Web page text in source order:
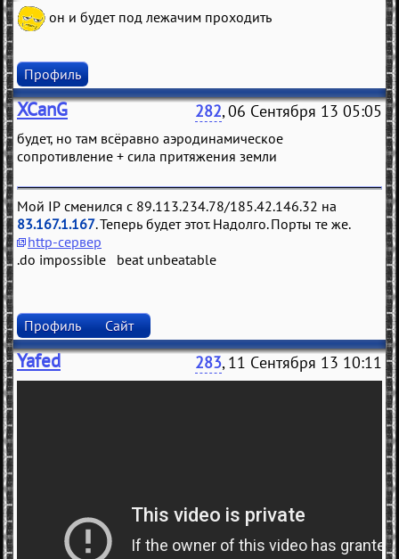
он и будет под лежачим проходить
Профиль
XCanG 282, 06 Сентября 13 05:05
будет, но там всёравно аэродинамическое
сопротивление + сила притяжения земли
Мой IP сменился с 89.113.234.78/185.42.146.32 на
83.167.1.167. Теперь будет этот. Надолго. Порты те же.
http-сервер
.do impossible beat unbeatable
Профиль Сайт
Yafed 283, 11 Сентября 13 10:11